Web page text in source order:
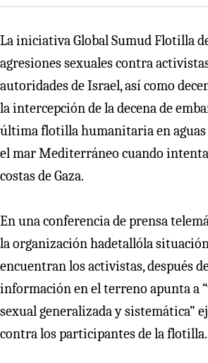
La iniciativa Global Sumud Flotilla
agresiones sexuales contra
autoridades de Israel, así como
la intercepción de la decena de
última flotilla humanitaria en
el mar Mediterráneo cuando
costas de Gaza.
En una conferencia de prensa
la organización hadetallóla
encuentran los activistas, después
información en el terreno apunta a
sexual generalizada y sistemática”
contra los participantes de la flotilla.